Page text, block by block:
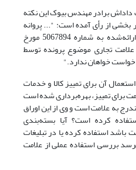
برادر مهندس بیوک این نکته
بخشی از رأی آمده است: "... پروانه
بهداشتی تأسیس و بهره‌برداری ارائه‌شده به شماره 5067894 مورخ
از علامت تجاری موضوع پرونده توسط
خواهان ندارد."
آن برای تمییز کالا و خدمات
برای تمییز، بهره‌برداری شده است
به علامت است و وی از این اوراق
کرده است؟ آیا بسته‌بندی
باشد استفاده کرده یا در تبلیغات
بررسی استفاده عملی از علامت